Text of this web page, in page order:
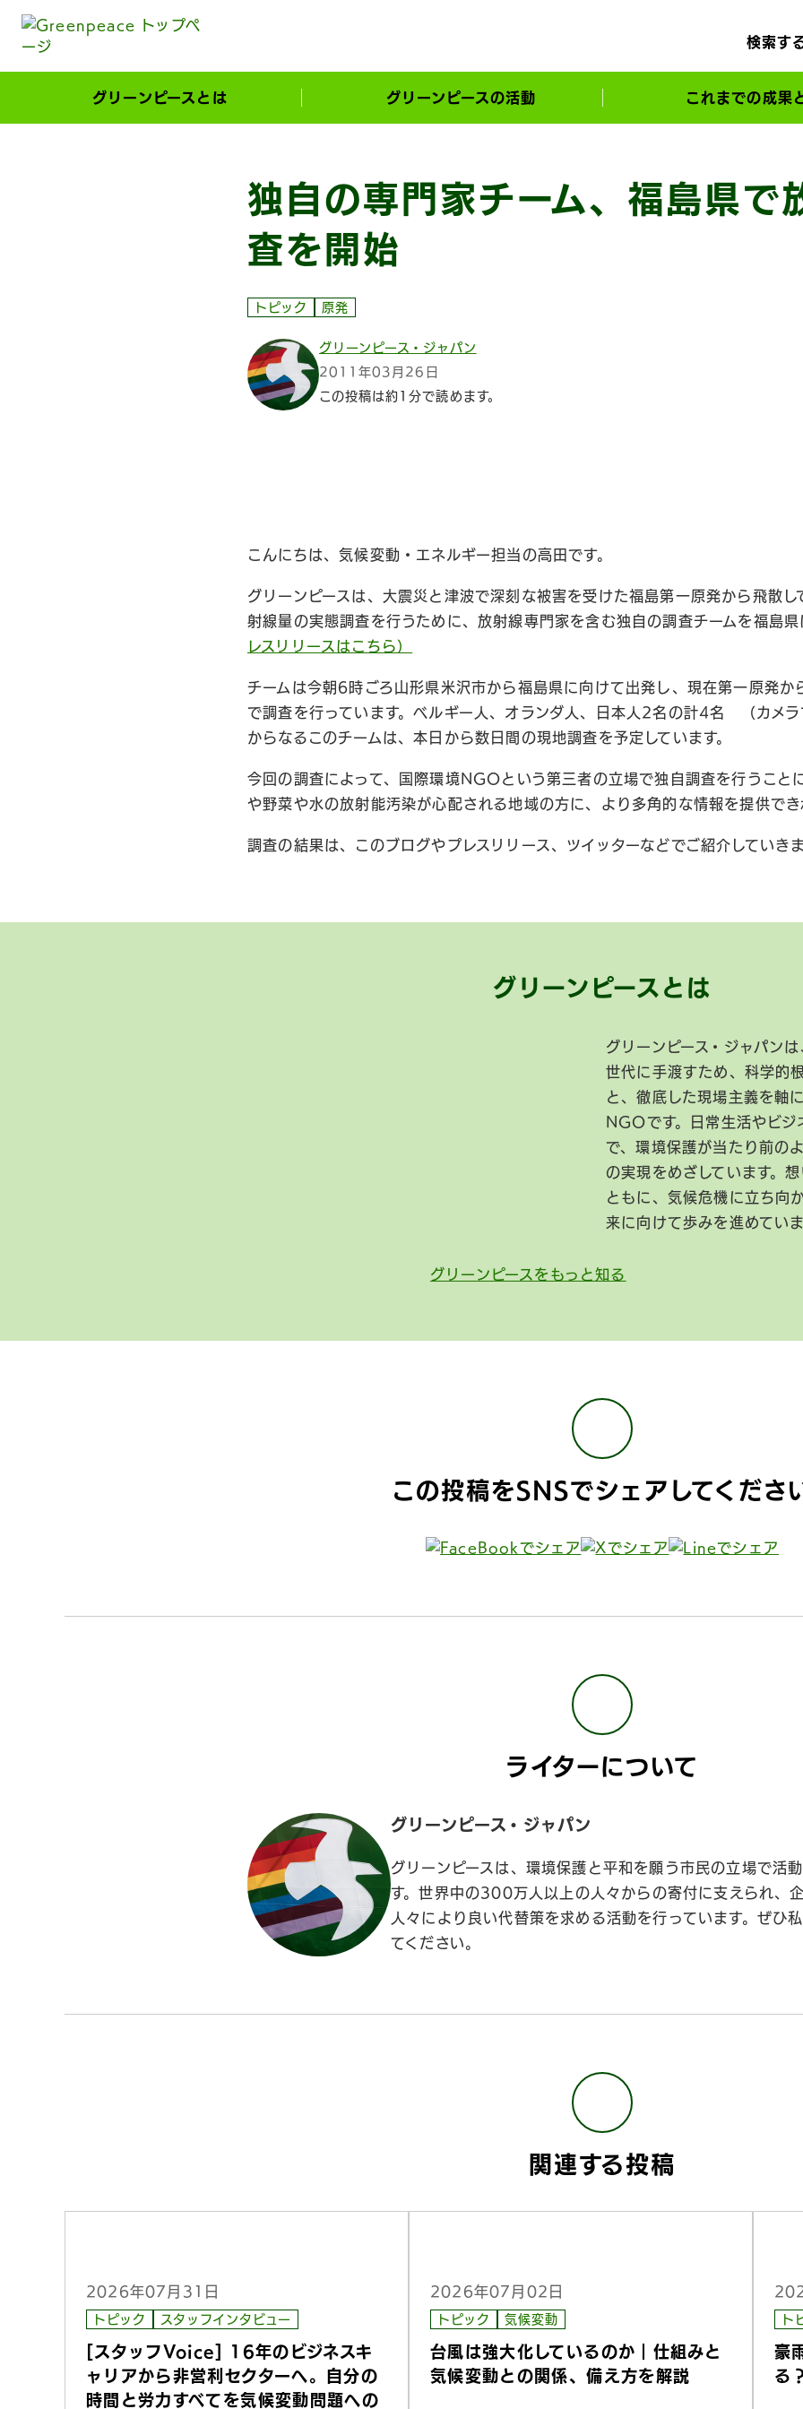
検索す
グリーンピースとは グリーンピースの活動 これまでの成果
独自の専門家チーム、福島県で
査を開始
トピック 原発
グリーンピース・ジャパン
2011年03月26日
この投稿は約1分で読めます。
こんにちは、気候変動・エネルギー担当の高田です。
グリーンピースは、大震災と津波で深刻な被害を受けた福島第一原発から飛散し
射線量の実態調査を行うために、放射線専門家を含む独自の調査チームを福島県
レスリリースはこちら）
チームは今朝6時ごろ山形県米沢市から福島県に向けて出発し、現在第一原発
で調査を行っています。ベルギー人、オランダ人、日本人2名の計4名 （カメラ
からなるこのチームは、本日から数日間の現地調査を予定しています。
今回の調査によって、国際環境NGOという第三者の立場で独自調査を行うこと
や野菜や水の放射能汚染が心配される地域の方に、より多角的な情報を提供でき
調査の結果は、このブログやプレスリリース、ツイッターなどでご紹介していきま
グリーンピースとは
グリーンピース・ジャパン
世代に手渡すため、科学的
と、徹底した現場主義を軸
NGOです。日常生活やビジ
で、環境保護が当たり前の
の実現をめざしています。
ともに、気候危機に立ち向
来に向けて歩みを進めていま
グリーンピースをもっと知る
この投稿をSNSでシェアしてくださ
ライターについて
グリーンピース・ジャパン
グリーンピースは、環境保護と平和を願う市民の立場で活
す。世界中の300万人以上の人々からの寄付に支えられ、
人々により良い代替策を求める活動を行っています。ぜひ
てください。
関連する投稿
2026年07月31日
トピック スタッフインタビュー
[スタッフVoice] 16年のビジネスキ
ャリアから非営利セクターへ。自分の
時間と労力すべてを気候変動問題への
2026年07月02日
トピック 気候変動
台風は強大化しているのか｜仕組みと
気候変動との関係、備え方を解説
ト
豪
る